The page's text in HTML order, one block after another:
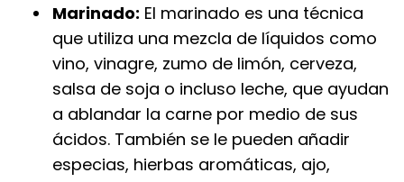
Marinado: El marinado es una técnica
que utiliza una mezcla de líquidos como
vino, vinagre, zumo de limón, cerveza,
salsa de soja o incluso leche, que ayudan
a ablandar la carne por medio de sus
ácidos. También se le pueden añadir
especias, hierbas aromáticas, ajo,